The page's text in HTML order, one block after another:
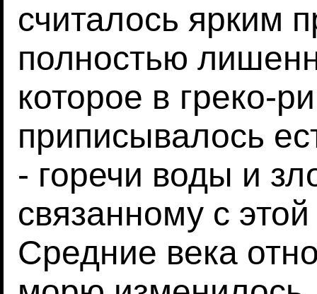
считалось ярким
полностью
которое в греко-
приписывалось
- горечи воды и
связанному с
Средние века